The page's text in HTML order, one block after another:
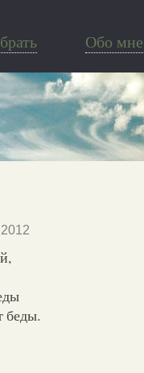
Обо мне
беды.